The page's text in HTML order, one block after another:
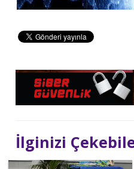
İlginizi